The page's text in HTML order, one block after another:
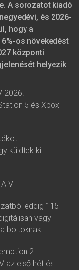
A sorozatot kiadó
és 2026-
hogy a
os növekedést
központi
helyezik
2026.
5 és Xbox
küldtek ki
V
eddig 115
vagy
boltoknak
2
az első hét és